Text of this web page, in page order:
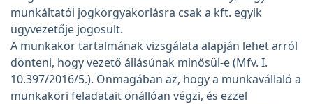
munkáltatói jogkörgyakorlásra csak a kft. egyik
ügyvezetője jogosult.
A munkakör tartalmának vizsgálata alapján lehet arról
dönteni, hogy vezető állásúnak minősül-e (Mfv. I.
10.397/2016/5.). Önmagában az, hogy a munkavállaló a
munkaköri feladatait önállóan végzi, és ezzel